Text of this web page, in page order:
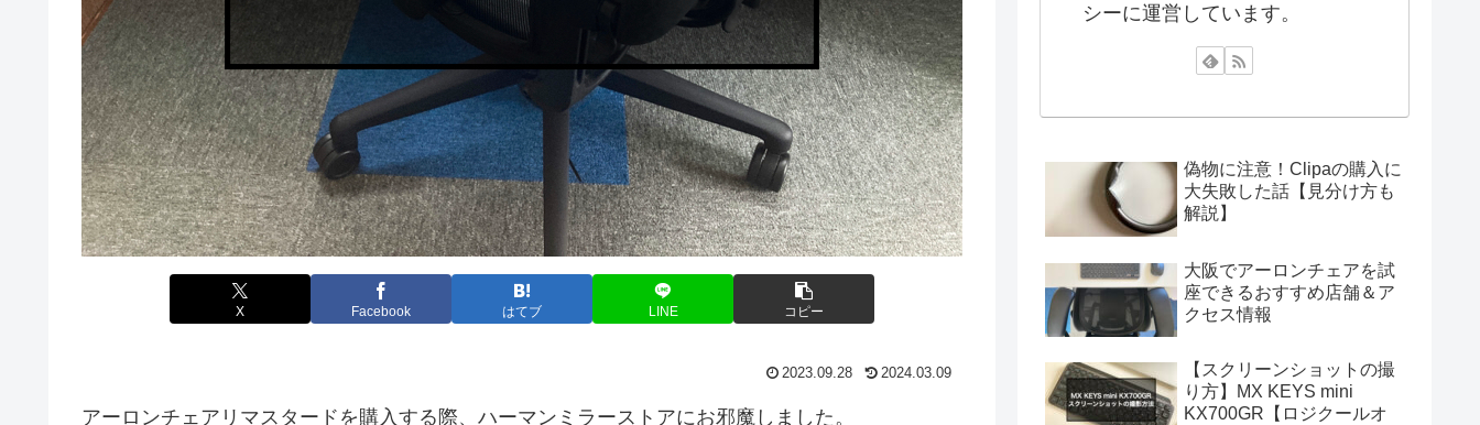
X Facebook はてブ LINE コピー
2023.09.28 2024.03.09
アーロンチェアリマスタードを購入する際、ハーマンミラーストアにお邪魔しました。
シーに運営しています。
偽物に注意！Clipaの購入に
大失敗した話【見分け方も
解説】
大阪でアーロンチェアを試
座できるおすすめ店舗＆ア
クセス情報
【スクリーンショットの撮
り方】MX KEYS mini
KX700GR【ロジクールオ